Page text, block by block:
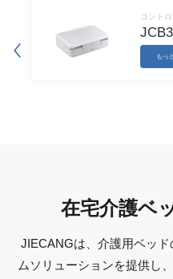
を満たすためにに取り組んで
ISO9001:2015，
CE、UL、KC、RoHS、PSE、
マイズして開発し、その品質
おける何千社のお客様に認め
コント
もっ
在宅介護ベ
JIECANGは、介護用ベッ
ムソリューションを提供し